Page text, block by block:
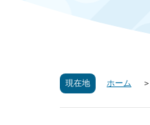
現在地 ホーム